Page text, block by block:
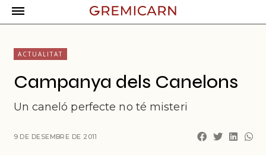
ACTUALITAT
Campanya dels Canelons
Un caneló perfecte no té misteri